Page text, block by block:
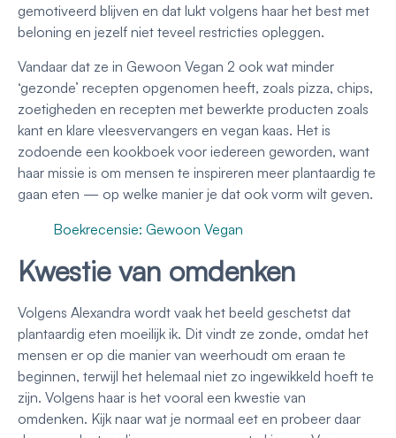
gemotiveerd blijven en dat lukt volgens haar het best met
beloning en jezelf niet teveel restricties opleggen.
Vandaar dat ze in Gewoon Vegan 2 ook wat minder
‘gezonde’ recepten opgenomen heeft, zoals pizza, chips,
zoetigheden en recepten met bewerkte producten zoals
kant en klare vleesvervangers en vegan kaas. Het is
zodoende een kookboek voor iedereen geworden, want
haar missie is om mensen te inspireren meer plantaardig te
gaan eten — op welke manier je dat ook vorm wilt geven.
Boekrecensie: Gewoon Vegan
Kwestie van omdenken
Volgens Alexandra wordt vaak het beeld geschetst dat
plantaardig eten moeilijk ik. Dit vindt ze zonde, omdat het
mensen er op die manier van weerhoudt om eraan te
beginnen, terwijl het helemaal niet zo ingewikkeld hoeft te
zijn. Volgens haar is het vooral een kwestie van
omdenken. Kijk naar wat je normaal eet en probeer daar